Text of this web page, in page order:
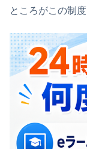
ところがこの制